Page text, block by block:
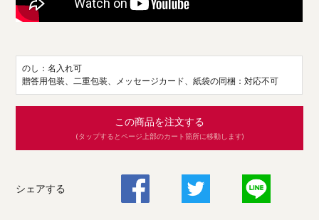
のし：名入れ可
贈答用包装、二重包装、メッセージカード、紙袋の同梱：対応不可
この商品を注文する
(タップするとページ上部のカート箇所に移動します)
シェアする